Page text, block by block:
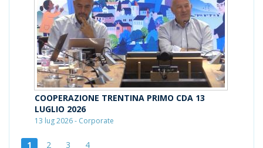
COOPERAZIONE TRENTINA PRIMO CDA 13
LUGLIO 2026
13 lug 2026 - Corporate
1 2 3 4